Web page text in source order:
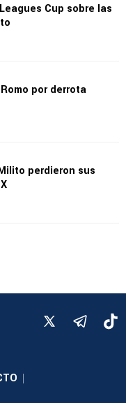
Cup sobre las
por derrota
perdieron sus
|